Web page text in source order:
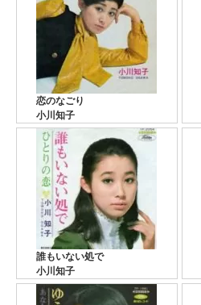
恋のなごり
小川知子
誰もいない処で
小川知子